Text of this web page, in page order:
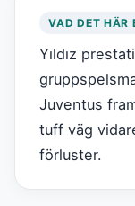
VAD DET HÄR
Yıldız
Juventus
tuff väg
förluster.